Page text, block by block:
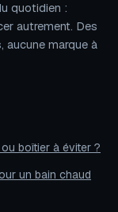
quotidien :
autrement. Des
aucune marque à
boîtier à éviter ?
un bain chaud